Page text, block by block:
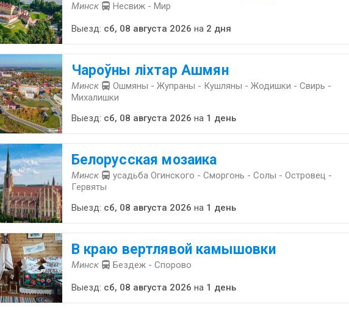
Минск Несвиж - Мир
Выезд: сб, 08 августа 2026 на 2 дня
Чароўны ліхтар Ашмян
Минск
Ошмяны - Жупраны - Кушляны - Жодишки - Свирь -
Михалишки
Выезд: сб, 08 августа 2026 на 1 день
Белорусская мозаика
Минск
усадьба Огинского - Сморгонь - Солы - Островец -
Гервяты
Выезд: сб, 08 августа 2026 на 1 день
В краю вертлявой камышовки
Минск Бездеж - Спорово
Выезд: сб, 08 августа 2026 на 1 день